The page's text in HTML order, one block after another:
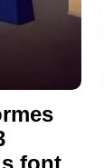
font